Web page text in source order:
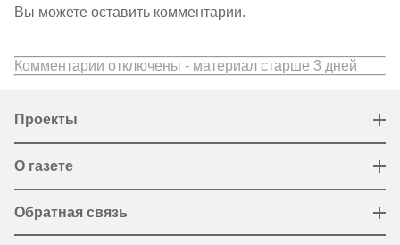
Вы можете оставить комментарии.
Комментарии отключены - материал старше 3 дней
Проекты
О газете
Обратная связь